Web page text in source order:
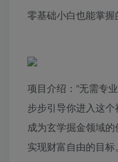
零基础小白也能掌
项目介绍：”无需专
步步引导你进入这
成为玄学掘金领域
实现财富自由的目